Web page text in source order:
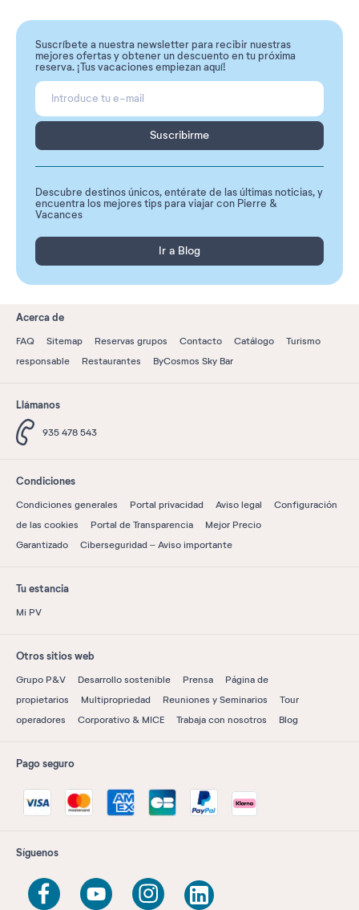
Suscríbete a nuestra newsletter para recibir nuestras
mejores ofertas y obtener un descuento en tu próxima
reserva. ¡Tus vacaciones empiezan aquí!
Suscribirme
Descubre destinos únicos, entérate de las últimas noticias, y
encuentra los mejores tips para viajar con Pierre &
Vacances
Ir a Blog
Acerca de
FAQ Sitemap Reservas grupos Contacto Catálogo
Turismo
responsable
Restaurantes ByCosmos Sky Bar
Llámanos
935 478 543
Condiciones
Condiciones generales Portal privacidad Aviso legal
Configuración
de las cookies
Portal de Transparencia
Mejor Precio
Garantizado
Ciberseguridad – Aviso importante
Tu estancia
Mi PV
Otros sitios web
Grupo P&V Desarrollo sostenible Prensa
Página de
propietarios
Multipropriedad Reuniones y Seminarios
Tour
operadores
Corporativo & MICE Trabaja con nosotros Blog
Pago seguro
Síguenos